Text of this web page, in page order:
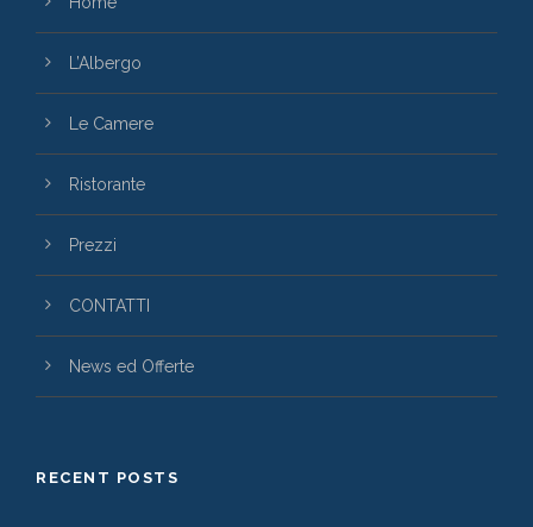
L’Albergo
Le Camere
Ristorante
Prezzi
CONTATTI
News ed Offerte
RECENT POSTS